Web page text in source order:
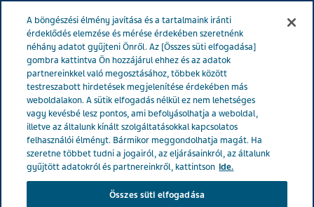
8 készség, ami szükséges a
krónikus migrén
kezeléséhez
A böngészési élmény javítása és a tartalmaink iránti
érdeklődés elemzése és mérése érdekében szeretnénk
néhány adatot gyűjteni Önről. Az [Összes süti elfogadása]
gombra kattintva Ön hozzájárul ehhez és az adatok
partnereinkkel való megosztásához, többek között
testreszabott hirdetések megjelenítése érdekében más
weboldalakon. A sütik elfogadás nélkül ez nem lehetséges
vagy kevésbé lesz pontos, ami befolyásolhatja a weboldal,
illetve az általunk kínált szolgáltatásokkal kapcsolatos
felhasználói élményt. Bármikor meggondolhatja magát. Ha
szeretne többet tudni a jogairól, az eljárásainkról, az általunk
gyűjtött adatokról és partnereinkről, kattintson ide.
Összes süti elfogadása